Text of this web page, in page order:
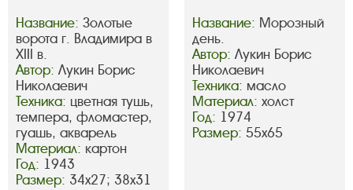
Название: Золотые
ворота г. Владимира в
XIII в.
Автор: Лукин Борис
Николаевич
Техника: цветная тушь,
темпера, фломастер,
гуашь, акварель
Материал: картон
Год: 1943
Размер: 34х27; 38х31
Название: Морозный
день.
Автор: Лукин Борис
Николаевич
Техника: масло
Материал: холст
Год: 1974
Размер: 55х65